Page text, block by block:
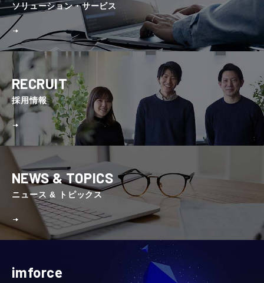
ソリューション・サービス
RECRUIT
採⽤情報
NEWS & TOPICS
ニュース & トピックス
imforce